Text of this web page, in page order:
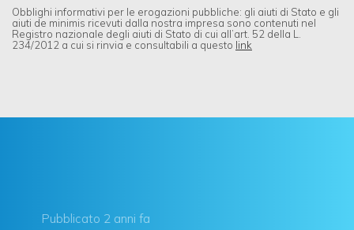
Obblighi informativi per le erogazioni pubbliche: gli aiuti di Stato e gli
aiuti de minimis ricevuti dalla nostra impresa sono contenuti nel
Registro nazionale degli aiuti di Stato di cui all’art. 52 della L.
234/2012 a cui si rinvia e consultabili a questo link
Pubblicato 2 anni fa